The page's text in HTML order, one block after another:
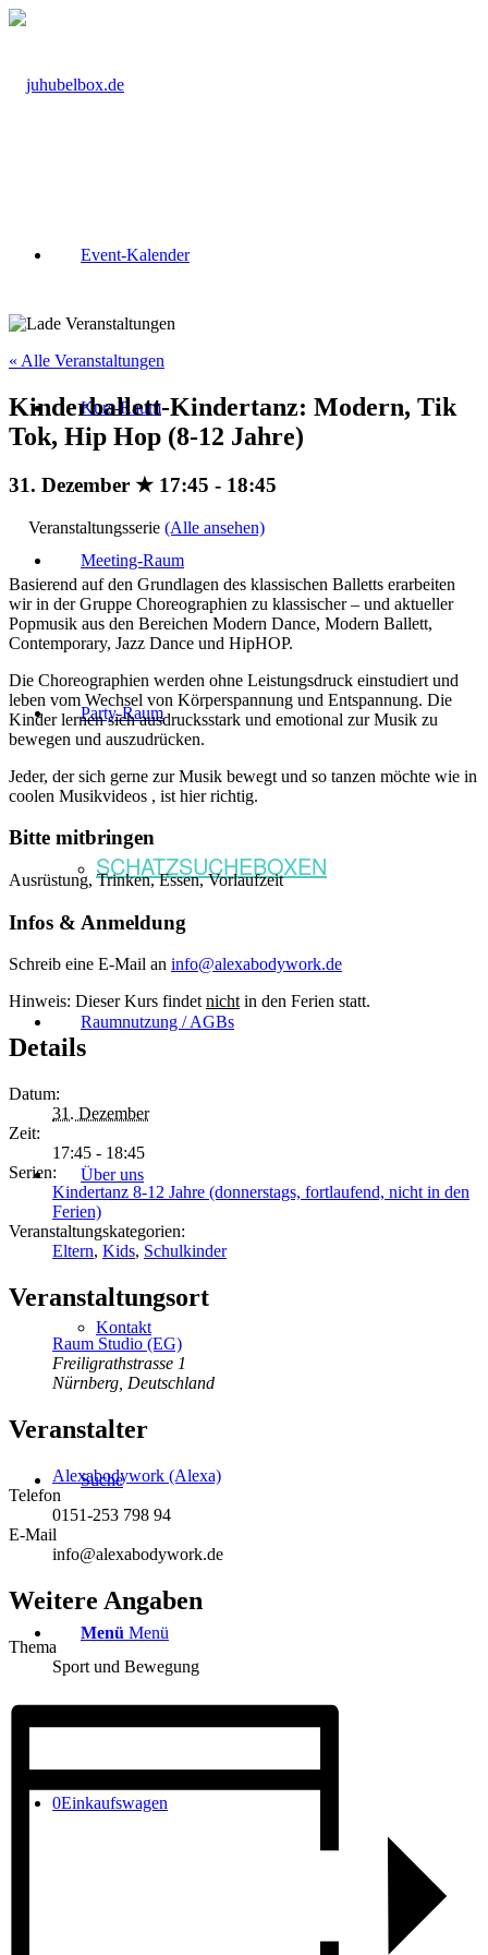
Event-Kalender
Kurs-Raum
Meeting-Raum
Party-Raum
SCHATZSUCHEBOXEN
Raumnutzung / AGBs
Über uns
Kontakt
Suche
Menü Menü
0Einkaufswagen
« Alle Veranstaltungen
Kinderballett-Kindertanz: Modern, Tik
Tok, Hip Hop (8-12 Jahre)
31. Dezember ★ 17:45 - 18:45
Veranstaltungsserie (Alle ansehen)
Basierend auf den Grundlagen des klassischen Balletts erarbeiten
wir in der Gruppe Choreographien zu klassischer – und aktueller
Popmusik aus den Bereichen Modern Dance, Modern Ballett,
Contemporary, Jazz Dance und HipHOP.
Die Choreographien werden ohne Leistungsdruck einstudiert und
leben vom Wechsel von Körperspannung und Entspannung. Die
Kinder lernen sich ausdrucksstark und emotional zur Musik zu
bewegen und auszudrücken.
Jeder, der sich gerne zur Musik bewegt und so tanzen möchte wie in
coolen Musikvideos , ist hier richtig.
Bitte mitbringen
Ausrüstung, Trinken, Essen, Vorlaufzeit
Infos & Anmeldung
Schreib eine E-Mail an info@alexabodywork.de
Hinweis: Dieser Kurs findetnichtin den Ferien statt.
Details
Datum:
31. Dezember
Zeit:
17:45 - 18:45
Serien:
Kindertanz 8-12 Jahre (donnerstags, fortlaufend, nicht in den
Ferien)
Veranstaltungskategorien:
Eltern, Kids, Schulkinder
Veranstaltungsort
Raum Studio (EG)
Freiligrathstrasse 1
Nürnberg Deutschland
Veranstalter
Alexabodywork (Alexa)
Telefon
0151-253 798 94
E-Mail
info@alexabodywork.de
Weitere Angaben
Thema
Sport und Bewegung